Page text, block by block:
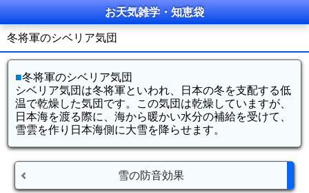
お天気雑学・知恵袋
冬将軍のシベリア気団
■冬将軍のシベリア気団
シベリア気団は冬将軍といわれ、日本の冬を支配する低
温で乾燥した気団です。この気団は乾燥していますが、
日本海を渡る際に、海から暖かい水分の補給を受けて、
雪雲を作り日本海側に大雪を降らせます。
雪の防音効果